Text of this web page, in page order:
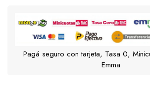
Pagá seguro con tarjeta, Tasa 0,
Emma